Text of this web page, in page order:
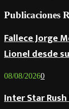
Publicaciones
Fallece Jorge
Lionel desde
08/08/20260
Inter Star